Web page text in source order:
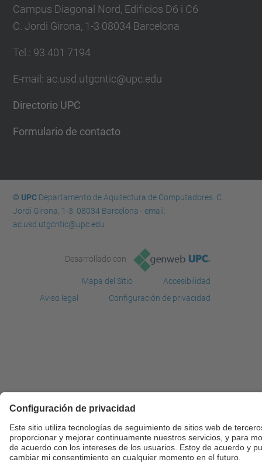
Campus Diagonal Nord, Edificios D6 i C6
C. Jordi Girona, 1-3 08034 Barcelona
Tel.: 93 401 7194
E-mail: ac.usd.utgcntic@upc.edu
Directorio UPC
Formulario de contacto
© UPCDepartamento de Aquitectura de Computadores. C.
Jordi Girona, 1-3. 08034 Barcelona - email:
ac.usd.utgcntic@upc.edu
Desarrollado con
Mapa del Sitio
Accesibilidad
Aviso legal
Configuración de privacidad